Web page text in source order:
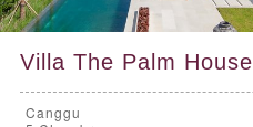
Villa The Palm House
Canggu